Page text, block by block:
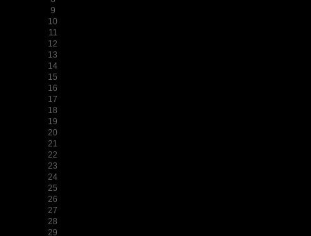
9
10
11
12
13
14
15
16
17
18
19
20
21
22
23
24
25
26
27
28
29